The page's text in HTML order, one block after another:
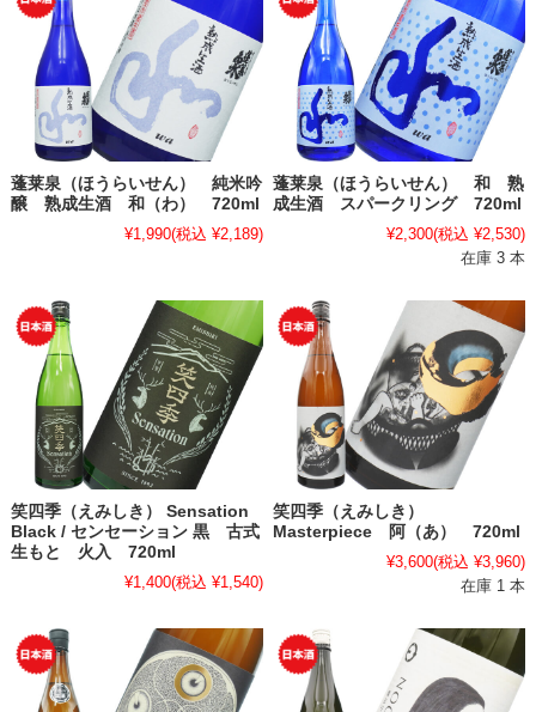
蓬莱泉（ほうらいせん） 純米吟
醸 熟成生酒 和（わ） 720ml
¥1,990(税込 ¥2,189)
蓬莱泉（ほうらいせん） 和 熟
成生酒 スパークリング 720ml
¥2,300(税込 ¥2,530)
在庫 3 本
笑四季（えみしき） Sensation
Black / センセーション 黒 古式
生もと 火入 720ml
¥1,400(税込 ¥1,540)
笑四季（えみしき）
Masterpiece 阿（あ） 720ml
¥3,600(税込 ¥3,960)
在庫 1 本